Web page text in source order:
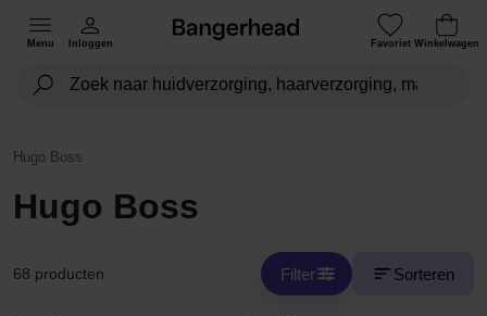
Menu Inloggen Favoriet Winkelwagen
Hugo Boss
Hugo Boss
68 producten Filter Sorteren